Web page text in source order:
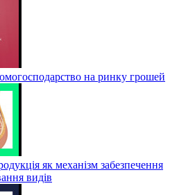
на ринку грошей
як механізм забезпечення
видів